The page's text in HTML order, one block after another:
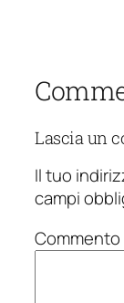
Lascia un
Il tuo
campi
Commento